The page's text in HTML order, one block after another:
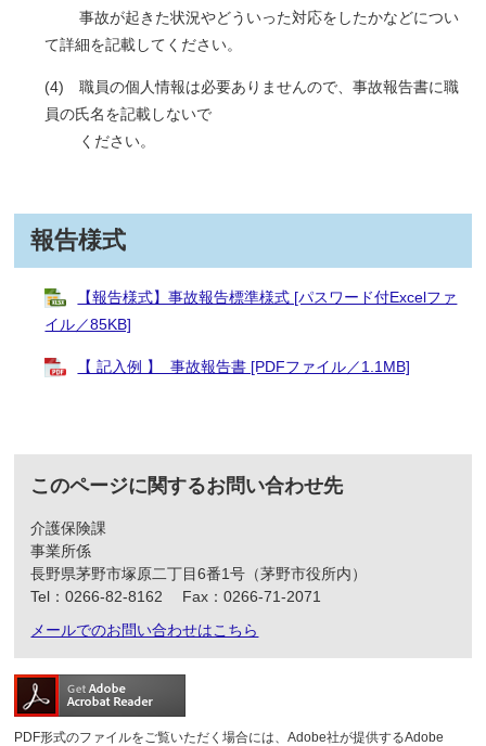
事故が起きた状況やどういった対応をしたかなどについ
て詳細を記載してください。
(4) 職員の個人情報は必要ありませんので、事故報告書に職
員の氏名を記載しないで
ください。
報告様式
【報告様式】事故報告標準様式 [パスワード付Excelファ
イル／85KB]
【 記入例 】 事故報告書 [PDFファイル／1.1MB]
このページに関するお問い合わせ先
介護保険課
事業所係
長野県茅野市塚原二丁目6番1号（茅野市役所内）
Tel：0266-82-8162
Fax：0266-71-2071
メールでのお問い合わせはこちら
PDF形式のファイルをご覧いただく場合には、Adobe社が提供するAdobe